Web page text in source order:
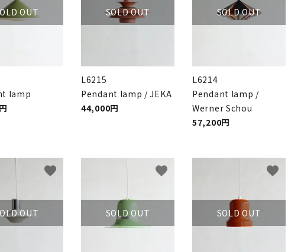
OUT
lamp
SOLD OUT
L6215
Pendant lamp / JEKA
44,000円
SOLD OUT
L6214
Pendant lamp /
Werner Schou
57,200円
OUT
favorite
SOLD OUT
favorite
SOLD OUT
favorite